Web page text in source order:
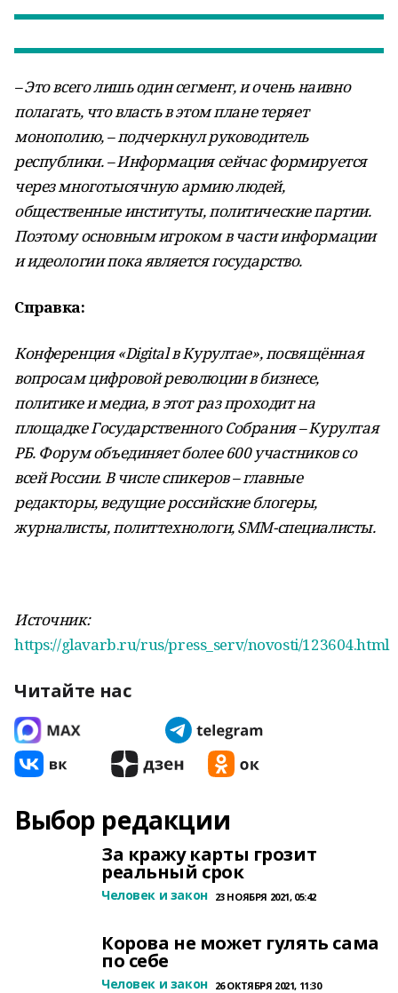
– Это всего лишь один сегмент, и очень наивно
полагать, что власть в этом плане теряет
монополию, – подчеркнул руководитель
республики. – Информация сейчас формируется
через многотысячную армию людей,
общественные институты, политические партии.
Поэтому основным игроком в части информации
и идеологии пока является государство.
Справка:
Конференция «Digital в Курултае», посвящённая
вопросам цифровой революции в бизнесе,
политике и медиа, в этот раз проходит на
площадке Государственного Собрания – Курултая
РБ. Форум объединяет более 600 участников со
всей России. В числе спикеров – главные
редакторы, ведущие российские блогеры,
журналисты, политтехнологи, SMM-специалисты.
Источник:
https://glavarb.ru/rus/press_serv/novosti/123604.html
Читайте нас
Выбор редакции
За кражу карты грозит
реальный срок
Человек и закон 23 НОЯБРЯ 2021, 05:42
Корова не может гулять сама
по себе
Человек и закон 26 ОКТЯБРЯ 2021, 11:30